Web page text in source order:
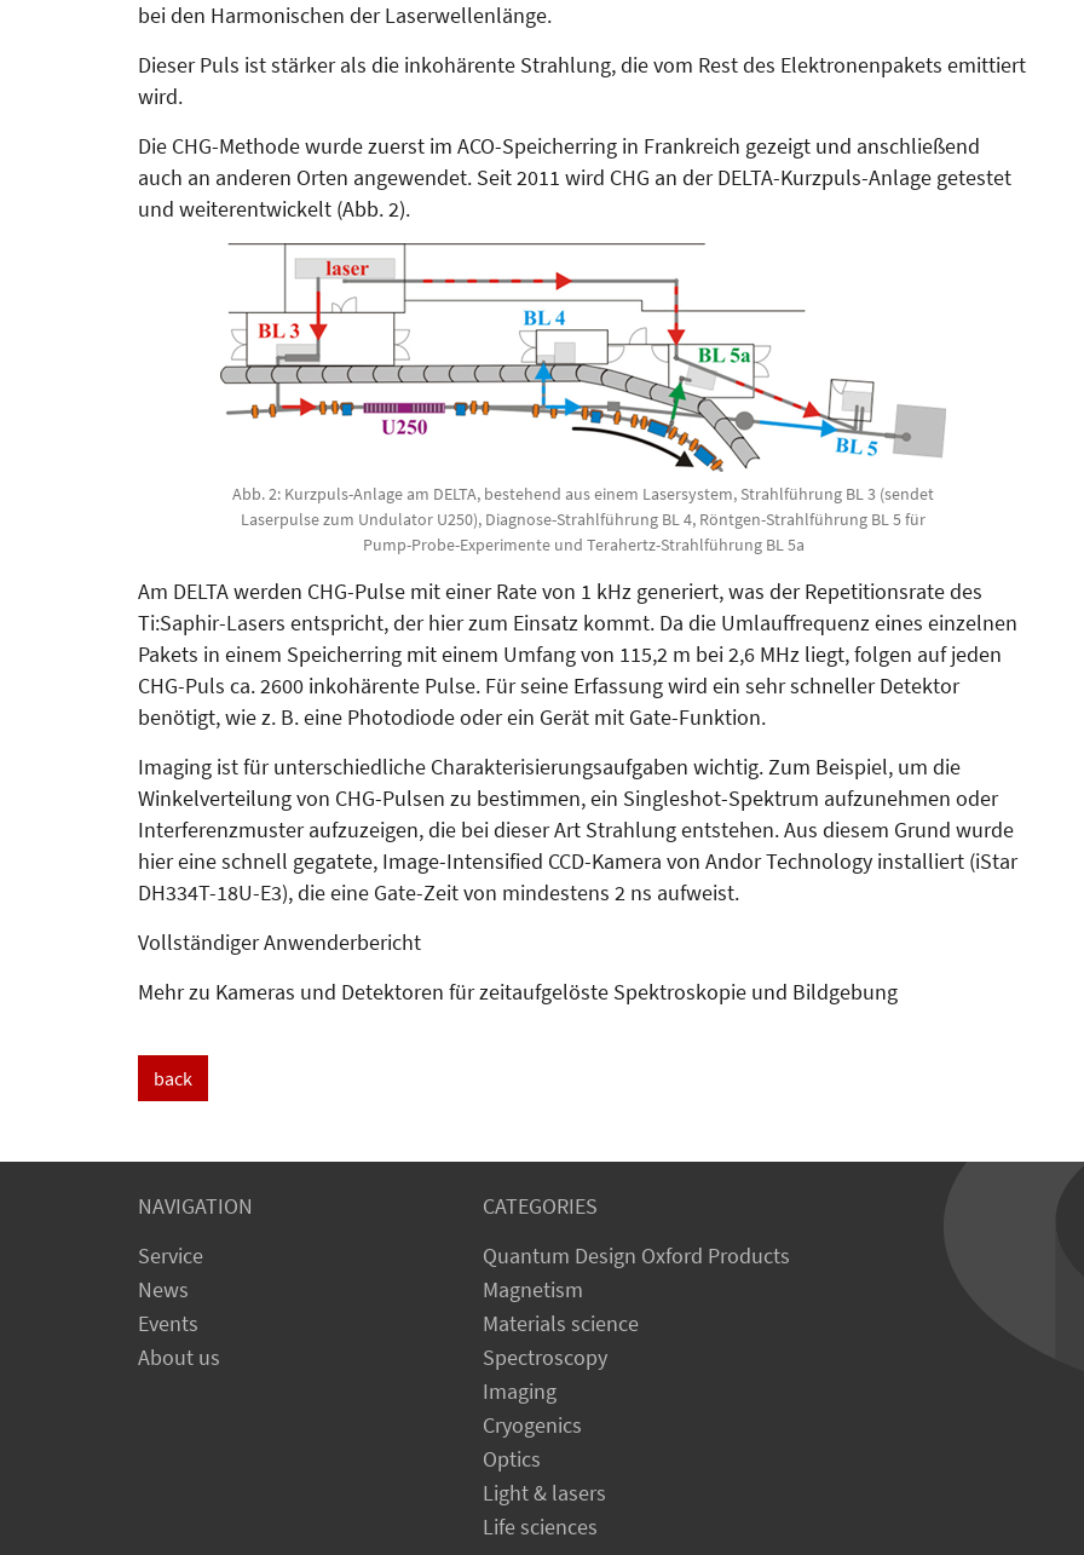
bei den Harmonischen der Laserwellenlänge.
Dieser Puls ist stärker als die inkohä­rente Strahlung, die vom Rest des Elek­tronenpakets emittiert
wird.
Die CHG-Methode wurde zuerst im ACO-Speicherring in Frankreich gezeigt und anschließend
auch an anderen Orten angewendet. Seit 2011 wird CHG an der DELTA-Kurzpuls-Anlage getestet
und weiterentwickelt (Abb. 2).
Abb. 2: Kurzpuls-Anlage am DELTA, bestehend aus einem Lasersystem, Strahl­führung BL 3 (sendet
Laserpulse zum Undulator U250), Diagnose-Strahlführung BL 4, Röntgen-Strahlführung BL 5 für
Pump-Probe-Experimente und Terahertz-Strahlführung BL 5a
Am DELTA werden CHG-Pulse mit einer Rate von 1 kHz generiert, was der Repetitionsrate des
Ti:Saphir-La­sers entspricht, der hier zum Einsatz kommt. Da die Umlauffrequenz eines einzelnen
Pakets in einem Spei­cher­ring mit einem Umfang von 115,2 m bei 2,6 MHz liegt, folgen auf jeden
CHG-Puls ca. 2600 inkohärente Pulse. Für seine Erfassung wird ein sehr schneller Detektor
benötigt, wie z. B. eine Photodiode oder ein Gerät mit Ga­te-Funktion.
Imaging ist für unterschiedliche Cha­rak­terisierungsaufgaben wichtig. Zum Beispiel, um die
Winkelverteilung von CHG-Pulsen zu bestimmen, ein Singleshot-Spektrum aufzunehmen oder
Interferenzmuster aufzuzeigen, die bei dieser Art Strahlung entstehen. Aus diesem Grund wurde
hier eine schnell gegatete, Image-Intensified CCD-Kamera von Andor Technology installiert (iStar
DH334T-18U-E3), die eine Gate-Zeit von mindestens 2 ns aufweist.
Vollständiger Anwenderbericht
Mehr zu Kameras und Detektoren für zeitaufgelöste Spektroskopie und Bildgebung
back
NAVIGATION
Service
News
Events
About us
CATEGORIES
Quantum Design Oxford Products
Magnetism
Materials science
Spectroscopy
Imaging
Cryogenics
Optics
Light & lasers
Life sciences